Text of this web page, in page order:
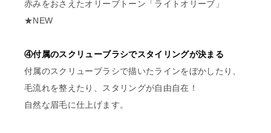
赤みをおさえたオリーブトーン「ライトオリーブ」
★NEW
④付属のスクリューブラシでスタイリングが決まる
付属のスクリューブラシで描いたラインをぼかしたり、
毛流れを整えたり、スタリングが自由自在！
自然な眉毛に仕上げます。